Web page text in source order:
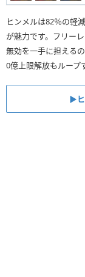
ヒンメルは82％の軽
が魅力です。フリー
無効を一手に担える
0億上限解放もループ
▶︎ヒ